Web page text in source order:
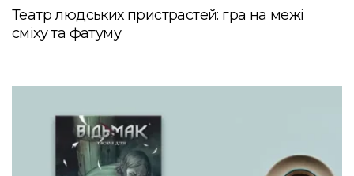
Театр людських пристрастей: гра на межі
сміху та фатуму